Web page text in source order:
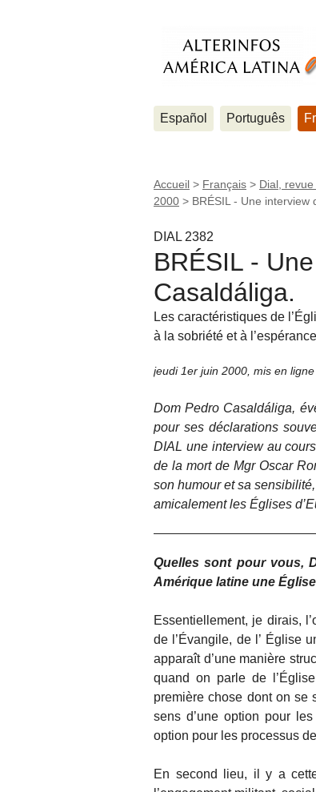
Español Português
Accueil > Français > Dial,
2000 > BRÉSIL - Une interview
DIAL 2382
BRÉSIL -
Casaldáliga.
Les caractéristiques de
à la sobriété et à l’espérance
jeudi 1er juin 2000 mis en
Dom Pedro Casaldáliga,
pour ses déclarations
DIAL une interview au
de la mort de Mgr Oscar
son humour et sa
amicalement les Églises
Quelles sont pour vous,
Amérique latine une
Essentiellement, je dirais,
de l’Évangile, de l’ Église
apparaît d’une manière
quand on parle de
première chose dont on se
sens d’une option pour
option pour les processus
En second lieu, il y a